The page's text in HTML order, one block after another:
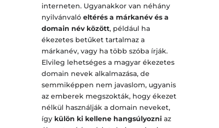
interneten. Ugyanakkor van néhány
nyilvánvaló eltérés a márkanév és a
domain név között, például ha
ékezetes betűket tartalmaz a
márkanév, vagy ha több szóba írják.
Elvileg lehetséges a magyar ékezetes
domain nevek alkalmazása, de
semmiképpen nem javaslom, ugyanis
az emberek megszokták, hogy ékezet
nélkül használják a domain neveket,
így külön ki kellene hangsúlyozniaz